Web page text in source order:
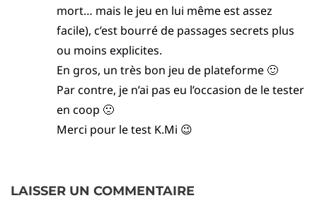
mort… mais le jeu en lui même est assez
facile), c’est bourré de passages secrets plus
ou moins explicites.
En gros, un très bon jeu de plateforme 🙂
Par contre, je n’ai pas eu l’occasion de le tester
en coop 🙁
Merci pour le test K.Mi 😉
LAISSER UN COMMENTAIRE